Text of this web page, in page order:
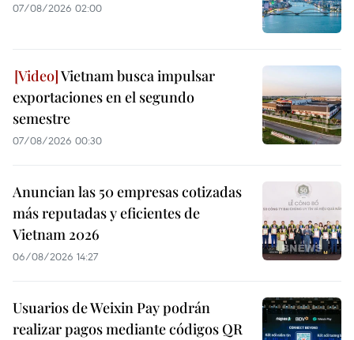
07/08/2026 02:00
Vietnam busca impulsar
exportaciones en el segundo
semestre
07/08/2026 00:30
Anuncian las 50 empresas cotizadas
más reputadas y eficientes de
Vietnam 2026
06/08/2026 14:27
Usuarios de Weixin Pay podrán
realizar pagos mediante códigos QR